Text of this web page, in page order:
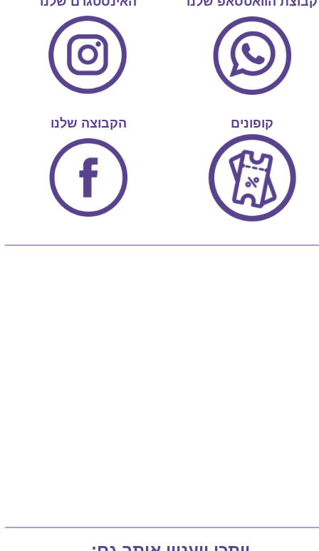
קופונים הקבוצה שלנו